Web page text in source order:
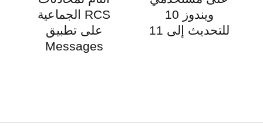
ويندوز 10
للتحديث إلى 11
RCS الجماعية
على تطبيق
Messages